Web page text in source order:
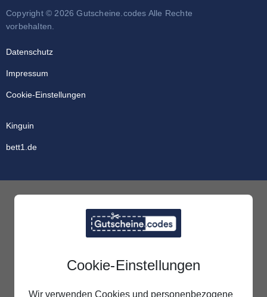
Copyright © 2026 Gutscheine.codes Alle Rechte
vorbehalten.
Datenschutz
Impressum
Cookie-Einstellungen
Kinguin
bett1.de
Cookie-Einstellungen
Wir verwenden Cookies und personenbezogene